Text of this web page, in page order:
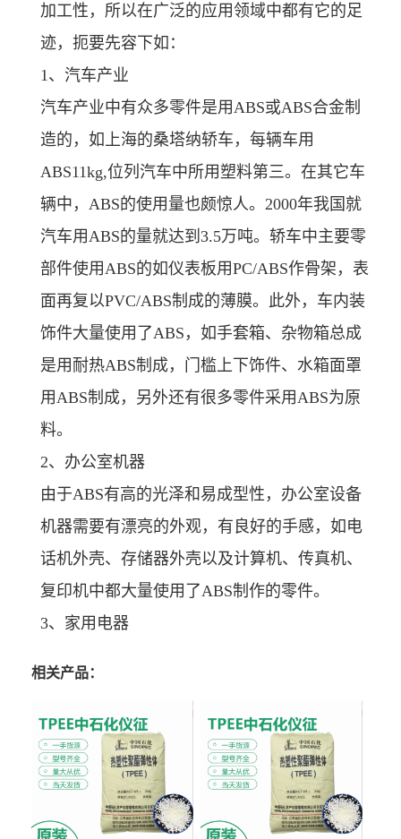
加工性，所以在广泛的应用领域中都有它的足
迹，扼要先容下如：
1、汽车产业
汽车产业中有众多零件是用ABS或ABS合金制
造的，如上海的桑塔纳轿车，每辆车用
ABS11kg,位列汽车中所用塑料第三。在其它车
辆中，ABS的使用量也颇惊人。2000年我国就
汽车用ABS的量就达到3.5万吨。轿车中主要零
部件使用ABS的如仪表板用PC/ABS作骨架，表
面再复以PVC/ABS制成的薄膜。此外，车内装
饰件大量使用了ABS，如手套箱、杂物箱总成
是用耐热ABS制成，门槛上下饰件、水箱面罩
用ABS制成，另外还有很多零件采用ABS为原
料。
2、办公室机器
由于ABS有高的光泽和易成型性，办公室设备
机器需要有漂亮的外观，有良好的手感，如电
话机外壳、存储器外壳以及计算机、传真机、
复印机中都大量使用了ABS制作的零件。
3、家用电器
相关产品：